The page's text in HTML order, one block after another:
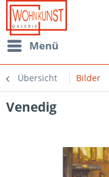
Menü
Übersicht Bilder
Venedig